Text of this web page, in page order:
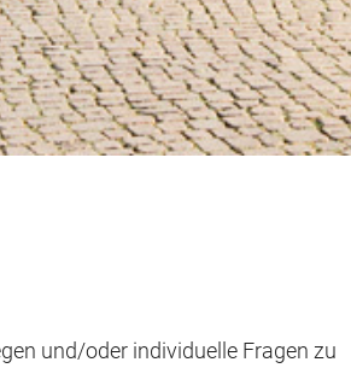
und/oder individuelle Fragen zu